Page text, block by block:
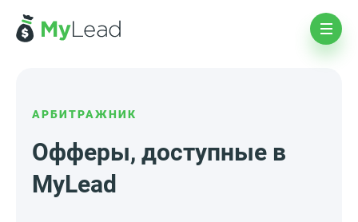
АРБИТРАЖНИК
Офферы, доступные в
MyLead